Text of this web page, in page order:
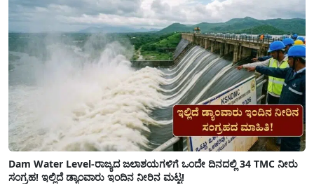
Dam Water Level-ರಾಜ್ಯದ ಜಲಾಶಯಗಳಿಗೆ ಒಂದೇ ದಿನದಲ್ಲಿ 34 TMC ನೀರು
ಸಂಗ್ರಹ! ಇಲ್ಲಿದೆ ಡ್ಯಾಂವಾರು ಇಂದಿನ ನೀರಿನ ಮಟ್ಟ!